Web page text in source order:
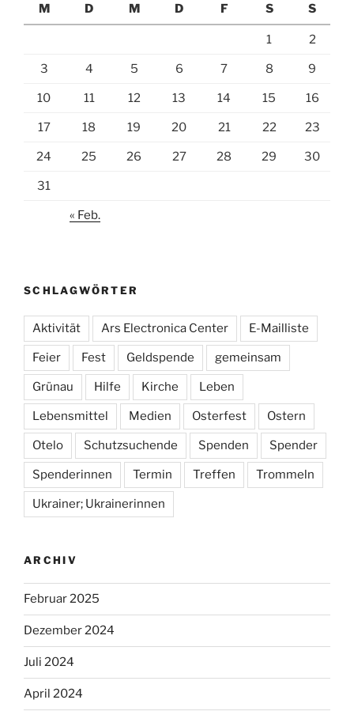
M
D M D F S S
1 2
3 4 5 6 7 8 9
10 11 12 13 14 15 16
17 18 19 20 21 22 23
24 25 26 27 28 29 30
31
« Feb.
SCHLAGWÖRTER
Aktivität Ars Electronica Center E-Mailliste
Feier Fest Geldspende gemeinsam
Grünau Hilfe Kirche Leben
Lebensmittel Medien Osterfest Ostern
Otelo Schutzsuchende Spenden Spender
Spenderinnen Termin Treffen Trommeln
Ukrainer; Ukrainerinnen
ARCHIV
Februar 2025
Dezember 2024
Juli 2024
April 2024